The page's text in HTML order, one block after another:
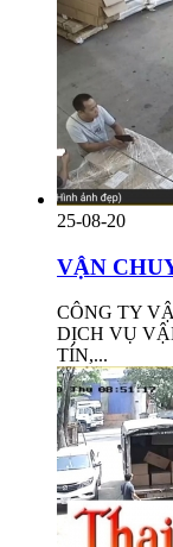
25-08-20
VẬN
CÔNG TY
DỊCH VỤ
TÍN,...